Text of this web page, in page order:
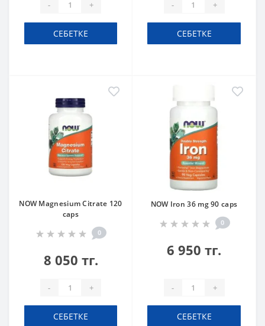
- +
СЕБЕТКЕ
- +
СЕБЕТКЕ
NOW Magnesium Citrate 120
caps
0
8 050 тг.
- +
СЕБЕТКЕ
NOW Iron 36 mg 90 caps
0
6 950 тг.
- +
СЕБЕТКЕ